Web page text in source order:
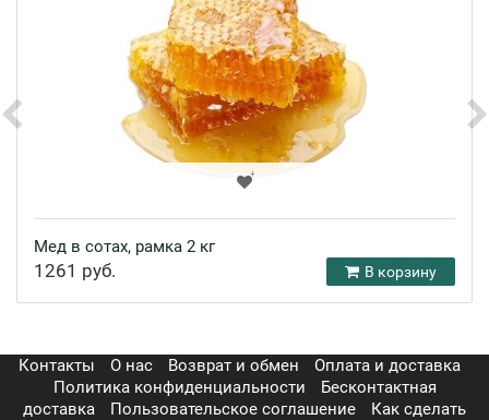
Мед в сотах, рамка 2 кг
1261 руб. В корзину
Контакты О нас Возврат и обмен
Оплата и доставка
Политика конфиденциальности
Бесконтактная
доставка
Пользовательское соглашение
Как сделать